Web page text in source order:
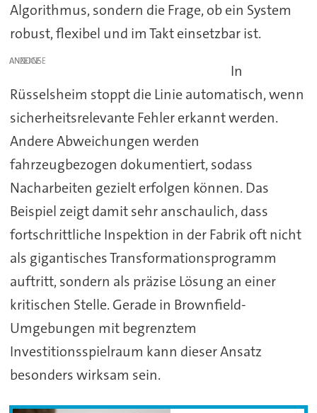
Algorithmus, sondern die Frage, ob ein System
robust, flexibel und im Takt einsetzbar ist.
ANZEIGE
In
Rüsselsheim stoppt die Linie automatisch, wenn
sicherheitsrelevante Fehler erkannt werden.
Andere Abweichungen werden
fahrzeugbezogen dokumentiert, sodass
Nacharbeiten gezielt erfolgen können. Das
Beispiel zeigt damit sehr anschaulich, dass
fortschrittliche Inspektion in der Fabrik oft nicht
als gigantisches Transformationsprogramm
auftritt, sondern als präzise Lösung an einer
kritischen Stelle. Gerade in Brownfield-
Umgebungen mit begrenztem
Investitionsspielraum kann dieser Ansatz
besonders wirksam sein.